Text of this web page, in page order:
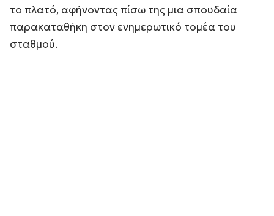
το πλατό, αφήνοντας πίσω της μια σπουδαία
παρακαταθήκη στον ενημερωτικό τομέα του
σταθμού.